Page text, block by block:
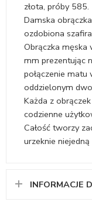
złota, próby 585.
Damska
ozdobiona
Obrączka męska
mm prezentując
połączenie matu
oddzielonym
Każda z
codzienne
Całość tworzy
urzeknie niejedną
INFORMACJE